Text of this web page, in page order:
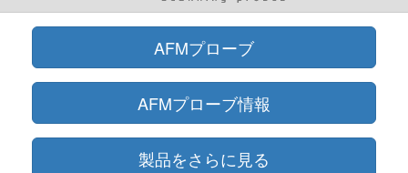
AFMプローブ
AFMプローブ情報
製品をさらに見る